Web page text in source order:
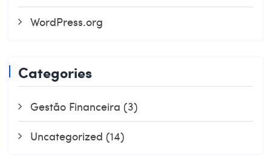
WordPress.org
Categories
Gestão Financeira (3)
Uncategorized (14)